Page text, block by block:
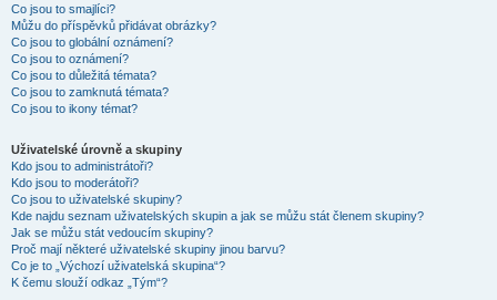
Co jsou to smajlíci?
Můžu do příspěvků přidávat obrázky?
Co jsou to globální oznámení?
Co jsou to oznámení?
Co jsou to důležitá témata?
Co jsou to zamknutá témata?
Co jsou to ikony témat?
Uživatelské úrovně a skupiny
Kdo jsou to administrátoři?
Kdo jsou to moderátoři?
Co jsou to uživatelské skupiny?
Kde najdu seznam uživatelských skupin a jak se můžu stát členem skupiny?
Jak se můžu stát vedoucím skupiny?
Proč mají některé uživatelské skupiny jinou barvu?
Co je to „Výchozí uživatelská skupina“?
K čemu slouží odkaz „Tým“?